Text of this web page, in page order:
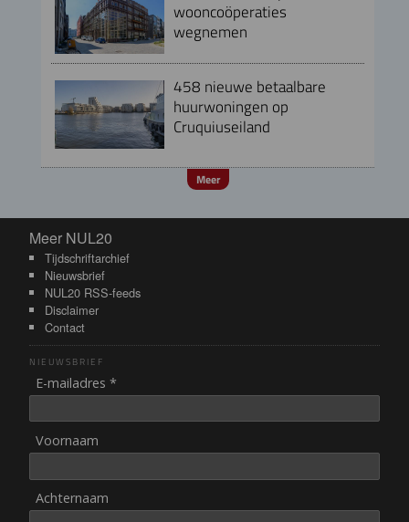
wooncoöperaties
wegnemen
458 nieuwe betaalbare
huurwoningen op
Cruquiuseiland
Meer
Meer NUL20
Meer NUL20
Tijdschriftarchief
Nieuwsbrief
NUL20 RSS-feeds
Disclaimer
Contact
NIEUWSBRIEF
E-mailadres *
Voornaam
Achternaam